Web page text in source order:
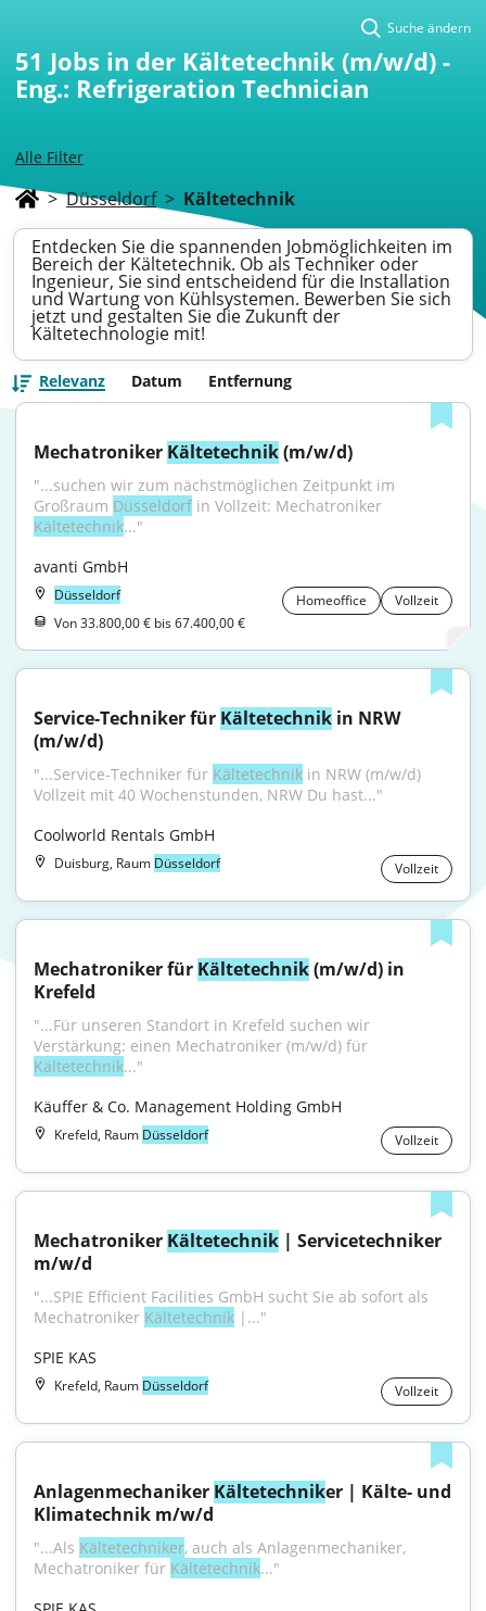
Alle Filter
Suche ändern
51 Jobs in der Kältetechnik (m/w/d) -
Eng.: Refrigeration Technician
> Düsseldorf > Kältetechnik
Entdecken Sie die spannenden Jobmöglichkeiten im
Bereich der Kältetechnik. Ob als Techniker oder
Ingenieur, Sie sind entscheidend für die Installation
und Wartung von Kühlsystemen. Bewerben Sie sich
jetzt und gestalten Sie die Zukunft der
Kältetechnologie mit!
Relevanz Datum Entfernung
Mechatroniker Kältetechnik (m/w/d)
"...suchen wir zum nächstmöglichen Zeitpunkt im
Großraum Düsseldorf
Kältetechnik..."
avanti GmbH
Düsseldorf Homeoffice
Vollzeit
Von 33.800,00 € bis 67.400,00 €
Service-Techniker für Kältetechnik in NRW
(m/w/d)
"...Service-Techniker für Kältetechnik in NRW (m/w/d)
Vollzeit mit 40 Wochenstunden, NRW Du hast..."
Coolworld Rentals GmbH
Duisburg, Raum Düsseldorf Vollzeit
Mechatroniker für Kältetechnik (m/w/d) in
Krefeld
"...Für unseren Standort in Krefeld suchen wir
Kältetechnik..."
Käuffer & Co. Management Holding GmbH
Krefeld, Raum Düsseldorf Vollzeit
Mechatroniker Kältetechnik | Servicetechniker
m/w/d
"...SPIE Efficient Facilities GmbH sucht Sie ab sofort als
Mechatroniker Kältetechnik |..."
SPIE KAS
Krefeld, Raum Düsseldorf Vollzeit
Anlagenmechaniker Kältetechniker | Kälte- und
Klimatechnik m/w/d
"...Als Kältetechniker, auch als Anlagenmechaniker,
Mechatroniker für Kältetechnik..."